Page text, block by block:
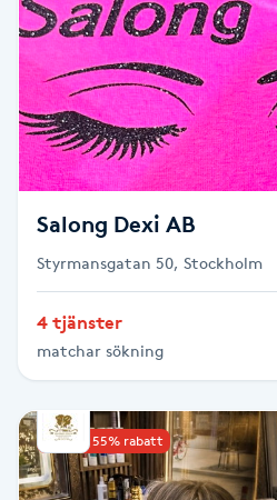
Navelpiercing
NBE-massage
Ny frisyr
O
Olaplex
Ombre
Ombre brows
Ombre naglar
Salong Dexi AB
Styrmansgatan 50, Stockholm
4 tjänster
matchar sökning
Upp till 55% rabatt